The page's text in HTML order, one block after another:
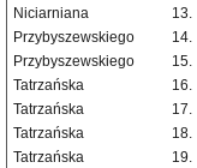
Niciarniana
13.
Przybyszewskiego
14.
Przybyszewskiego
15.
Tatrzańska
16.
Tatrzańska
17.
Tatrzańska
18.
Tatrzańska
19.